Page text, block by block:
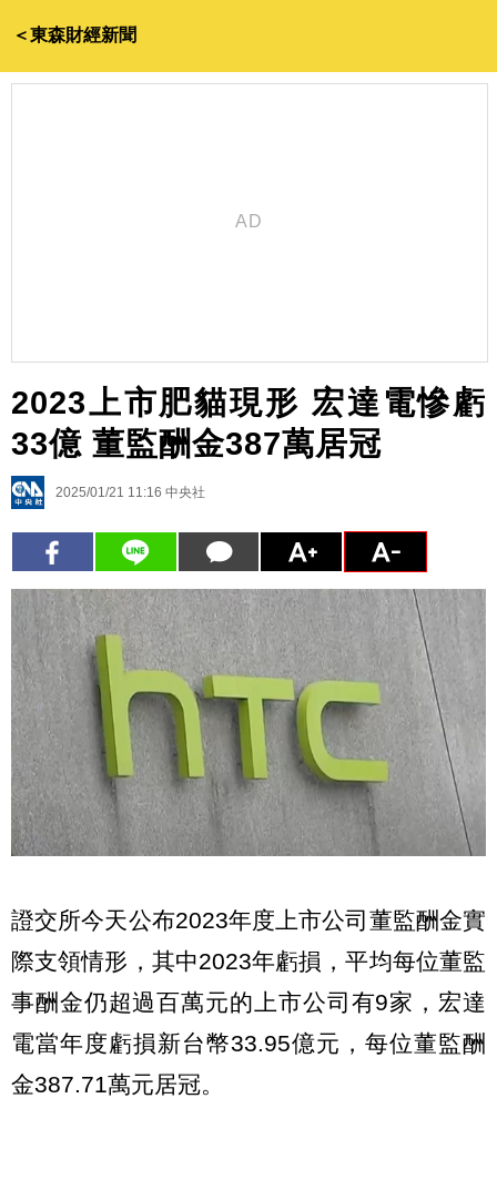
＜東森財經新聞
2023上市肥貓現形 宏達電慘虧
33億 董監酬金387萬居冠
2025/01/21 11:16 中央社
證交所今天公布2023年度上市公司董監酬金實
際支領情形，其中2023年虧損，平均每位董監
事酬金仍超過百萬元的上市公司有9家，宏達
電當年度虧損新台幣33.95億元，每位董監酬
金387.71萬元居冠。